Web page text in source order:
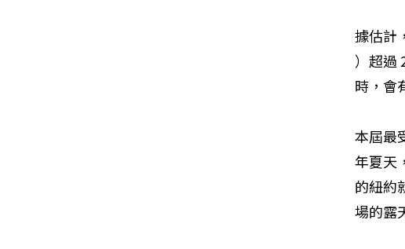
據估計
）超過
時，會
本屆最
年夏天
的紐約
場的露